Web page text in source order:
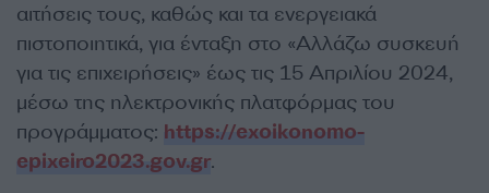
αιτήσεις τους, καθώς και τα ενεργειακά
πιστοποιητικά, για ένταξη στο «Αλλάζω συσκευή
για τις επιχειρήσεις» έως τις 15 Απριλίου 2024,
μέσω της ηλεκτρονικής πλατφόρμας του
προγράμματος: https://exoikonomo-
epixeiro2023.gov.gr.